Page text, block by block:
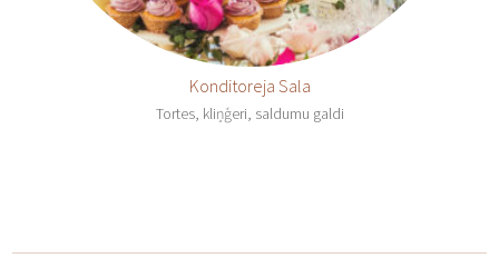
Konditoreja Sala
Tortes, kliņģeri, saldumu galdi